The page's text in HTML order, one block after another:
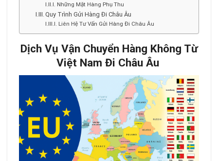
Những Mặt Hàng Phụ Thu
Quy Trình Gửi Hàng Đi Châu Âu
Liên Hệ Tư Vấn Gửi Hàng Đi Châu Âu
Dịch Vụ Vận Chuyển Hàng Không Từ
Việt Nam Đi Châu Âu